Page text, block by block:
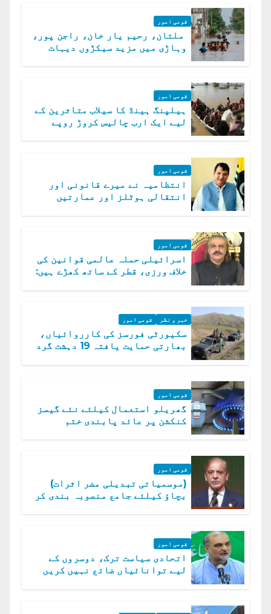
قومی امور
ملتان، رحیم یار خان، راجن پور،
وہاڑی میں مزید سیکڑوں دیہات
قومی امور
ہیلپنگ ہینڈ کا سیلاب متاثرین کے
لیے ایک ارب چالیس کروڑ روپے
قومی امور
انتظامیہ نے میرے قانونی اور
انتقالی ہوٹلز اور عمارتیں
قومی امور
اسرائیلی حملہ عالمی قوانین کی
خلاف ورزی، قطر کے ساتھ کھڑے ہیں:
خبر و نظر قومی امور
سکیورٹی فورسز کی کارروائیاں،
بھارتی حمایت یافتہ 19 دہشت گرد
قومی امور
گھریلو استعمال کیلئے نئے گیسز
کنکشن پر عائد پابندی ختم
قومی امور
(موسمیاتی تبدیلی مضر اثرات)
بچاؤ کیلئے جامع منصوبہ بندی کر
قومی امور
اتحادی سیاست ترک، دوسروں کے
لیے توانائیاں ضائع نہیں کریں